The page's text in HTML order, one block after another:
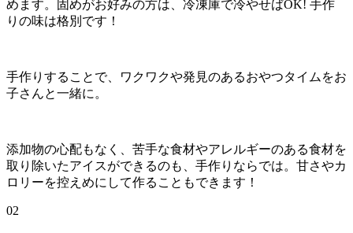
めます。固めがお好みの方は、冷凍庫で冷やせばOK! 手作
りの味は格別です！
手作りすることで、ワクワクや発見のあるおやつタイムをお
子さんと一緒に。
添加物の心配もなく、苦手な食材やアレルギーのある食材を
取り除いたアイスができるのも、手作りならでは。甘さやカ
ロリーを控えめにして作ることもできます！
02